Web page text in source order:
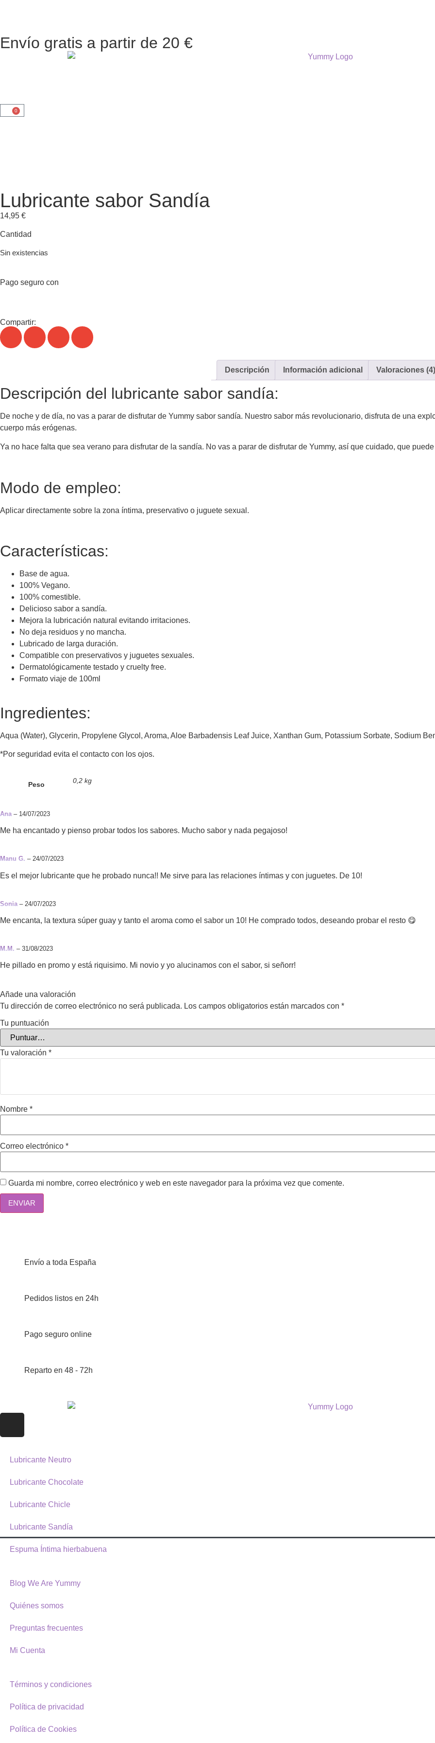
Envío gratis a partir de 20 €
0
Lubricante sabor Sandía
14,95 €
Cantidad
Sin existencias
Pago seguro con
Compartir:
Descripción Información adicional Valoraciones (4)
Descripción del lubricante sabor sandía:
De noche y de día, no vas a parar de disfrutar de Yummy sabor sandía. Nuestro sabor más revolucionario, disfruta de una
cuerpo más erógenas.
Ya no hace falta que sea verano para disfrutar de la sandía. No vas a parar de disfrutar de Yummy, así que cuidado, que
Modo de empleo:
Aplicar directamente sobre la zona íntima, preservativo o juguete sexual.
Características:
Base de agua.
100% Vegano.
100% comestible.
Delicioso sabor a sandía.
Mejora la lubricación natural evitando irritaciones.
No deja residuos y no mancha.
Lubricado de larga duración.
Compatible con preservativos y juguetes sexuales.
Dermatológicamente testado y cruelty free.
Formato viaje de 100ml
Ingredientes:
Aqua (Water), Glycerin, Propylene Glycol, Aroma, Aloe Barbadensis Leaf Juice, Xanthan Gum, Potassium Sorbate, Sodium
*Por seguridad evita el contacto con los ojos.
Peso 0,2 kg
Ana – 14/07/2023
Me ha encantado y pienso probar todos los sabores. Mucho sabor y nada pegajoso!
Manu G. – 24/07/2023
Es el mejor lubricante que he probado nunca!! Me sirve para las relaciones íntimas y con juguetes. De 10!
Sonia – 24/07/2023
Me encanta, la textura súper guay y tanto el aroma como el sabor un 10! He comprado todos, deseando probar el resto 😋
M.M. – 31/08/2023
He pillado en promo y está riquisimo. Mi novio y yo alucinamos con el sabor, si señorr!
Añade una valoración
Tu dirección de correo electrónico no será publicada. Los campos obligatorios están marcados con *
Tu puntuación
Tu valoración *
Nombre *
Correo electrónico *
Guarda mi nombre, correo electrónico y web en este navegador para la próxima vez que comente.
Envío a toda España
Pedidos listos en 24h
Pago seguro online
Reparto en 48 - 72h
Lubricante Neutro
Lubricante Chocolate
Lubricante Chicle
Lubricante Sandía
Espuma Íntima hierbabuena
Blog We Are Yummy
Quiénes somos
Preguntas frecuentes
Mi Cuenta
Términos y condiciones
Política de privacidad
Política de Cookies